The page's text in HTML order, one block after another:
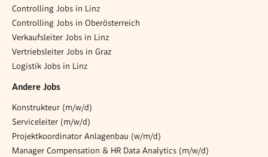
Controlling Jobs in Linz
Controlling Jobs in Oberösterreich
Verkaufsleiter Jobs in Linz
Vertriebsleiter Jobs in Graz
Logistik Jobs in Linz
Andere Jobs
Konstrukteur (m/w/d)
Serviceleiter (m/w/d)
Projektkoordinator Anlagenbau (w/m/d)
Manager Compensation & HR Data Analytics (m/w/d)